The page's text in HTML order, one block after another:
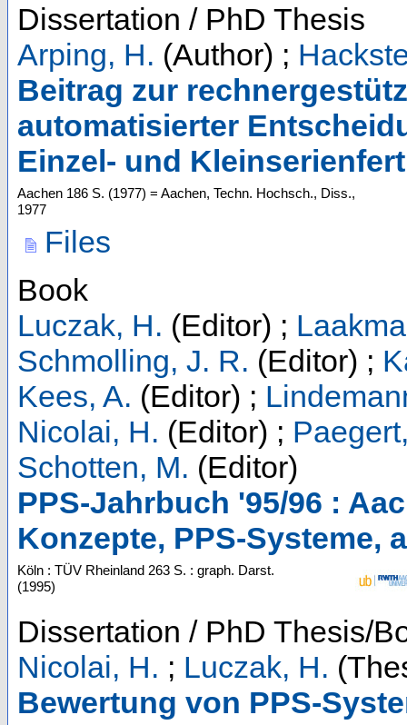
Dissertation / PhD Thesis
Arping, H. (Author) ;
Beitrag zur
automatisierter
Einzel- und
Aachen 186 S. (1977) = Aachen, Techn. Hochsch., Diss.,
1977
Files
Book
Luczak, H. (Editor) ;
Schmolling, J. R. (Editor) ;
Kees, A. (Editor) ;
Nicolai, H. (Editor) ;
Schotten, M. (Editor)
PPS-Jahrbuch '95/96 :
Konzepte, PPS-Systeme,
Köln : TÜV Rheinland 263 S. : graph. Darst.
(1995)
Dissertation / PhD Thesis/
Nicolai, H. ; Luczak, H.
Bewertung von PPS-